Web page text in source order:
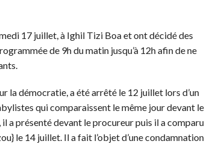
17 juillet, à Ighil Tizi Boa et ont décidé des
de 9h du matin jusqu’à 12h afin de ne
la démocratie, a été arrêté le 12 juillet lors d’un
qui comparaissent le même jour devant le
a présenté devant le procureur puis il a comparu
le 14 juillet. Il a fait l’objet d’une condamnation